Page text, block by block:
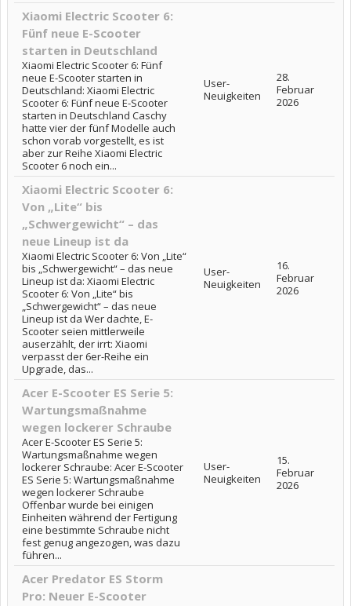
Xiaomi Electric Scooter 6:
Fünf neue E-Scooter
starten in Deutschland
Xiaomi Electric Scooter 6: Fünf
neue E-Scooter starten in
Deutschland: Xiaomi Electric
Scooter 6: Fünf neue E-Scooter
starten in Deutschland Caschy
hatte vier der fünf Modelle auch
schon vorab vorgestellt, es ist
aber zur Reihe Xiaomi Electric
Scooter 6 noch ein...
User-
Neuigkeiten
28.
Februar
2026
Xiaomi Electric Scooter 6:
Von „Lite“ bis
„Schwergewicht“ – das
neue Lineup ist da
Xiaomi Electric Scooter 6: Von „Lite“
bis „Schwergewicht“ – das neue
Lineup ist da: Xiaomi Electric
Scooter 6: Von „Lite“ bis
„Schwergewicht“ – das neue
Lineup ist da Wer dachte, E-
Scooter seien mittlerweile
auserzählt, der irrt: Xiaomi
verpasst der 6er-Reihe ein
Upgrade, das...
User-
Neuigkeiten
16.
Februar
2026
Acer E-Scooter ES Serie 5:
Wartungsmaßnahme
wegen lockerer Schraube
Acer E-Scooter ES Serie 5:
Wartungsmaßnahme wegen
lockerer Schraube: Acer E-Scooter
ES Serie 5: Wartungsmaßnahme
wegen lockerer Schraube
Offenbar wurde bei einigen
Einheiten während der Fertigung
eine bestimmte Schraube nicht
fest genug angezogen, was dazu
führen...
User-
Neuigkeiten
15.
Februar
2026
Acer Predator ES Storm
Pro: Neuer E-Scooter